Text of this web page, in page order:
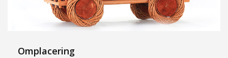
Omplacering